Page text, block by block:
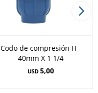
Codo de compresión H -
40mm X 1 1/4
USD 5,00